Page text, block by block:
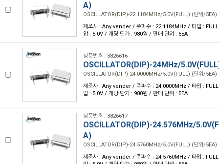
A)
OSCILLATOR(DIP)-22.1184MHz/5.0V(FULL) (단위/5EA)
제조사 : Any vender / 주파수 : 22.1184MHz / 타입 :
압 : 5.0V / 개당 단가 : 980원 / 판매 단위 : 5EA
상품번호 : 3826616
OSCILLATOR(DIP)-24MHz/
OSCILLATOR(DIP)-24.0000MHz/5.0V(FULL) (단위/5EA)
제조사 : Any vender / 주파수 : 24.0000MHz / 타입 :
압 : 5.0V / 개당 단가 : 980원 / 판매 단위 : 5EA
상품번호 : 3826617
OSCILLATOR(DIP)-24.576MHz/
A)
OSCILLATOR(DIP)-24.5760MHz/5.0V(FULL) (단위/5EA)
제조사 : Any vender / 주파수 : 24.5760MHz / 타입 :